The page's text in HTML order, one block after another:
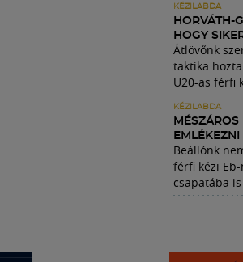
KÉZILABDA
HORVÁTH-
HOGY
Átlövőnk
taktika
U20-as férfi
KÉZILABDA
MÉSZÁROS
Beállónk
férfi kézi
csapatába